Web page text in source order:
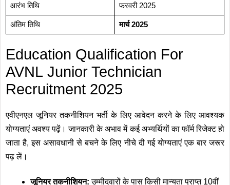
आरंभ तिथि फरवरी 2025
अंतिम तिथि मार्च 2025
Education Qualification For
AVNL Junior Technician
Recruitment 2025
एवीएनएल जूनियर तकनीशियन भर्ती के लिए आवेदन करने के लिए आवश्यक
योग्यताएं अवश्य पढ़ें। जानकारी के अभाव में कई अभ्यर्थियों का फॉर्म रिजेक्ट हो
जाता है, इस असावधानी से बचने के लिए नीचे दी गई योग्यताएं एक बार जरूर
पढ़ लें।
जूनियर तकनीशियन: उम्मीदवारों के पास किसी मान्यता प्राप्त 10वीं